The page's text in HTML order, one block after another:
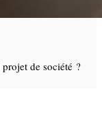
de société ?